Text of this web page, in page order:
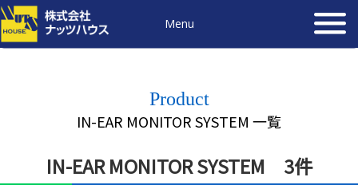
Menu
Product
IN-EAR MONITOR SYSTEM 一覧
IN-EAR MONITOR SYSTEM 3件